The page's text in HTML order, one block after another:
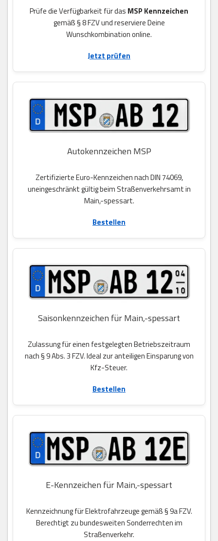
Prüfe die Verfügbarkeit für das MSP Kennzeichen
gemäß § 8 FZV und reserviere Deine
Wunschkombination online.
Jetzt prüfen
Autokennzeichen MSP
Zertifizierte Euro-Kennzeichen nach DIN 74069,
uneingeschränkt gültig beim Straßenverkehrsamt in
Main,-spessart.
Bestellen
Saisonkennzeichen für Main,-spessart
Zulassung für einen festgelegten Betriebszeitraum
nach § 9 Abs. 3 FZV. Ideal zur anteiligen Einsparung von
Kfz-Steuer.
Bestellen
E-Kennzeichen für Main,-spessart
Kennzeichnung für Elektrofahrzeuge gemäß § 9a FZV.
Berechtigt zu bundesweiten Sonderrechten im
Straßenverkehr.